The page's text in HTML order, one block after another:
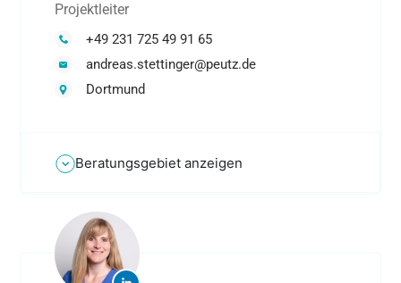
Projektleiter
+49 231 725 49 91 65
andreas.stettinger@peutz.de
Dortmund
Beratungsgebiet anzeigen